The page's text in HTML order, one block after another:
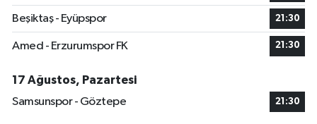
Beşiktaş - Eyüpspor 21:30
Amed - Erzurumspor FK 21:30
17 Ağustos, Pazartesi
Samsunspor - Göztepe
21:30